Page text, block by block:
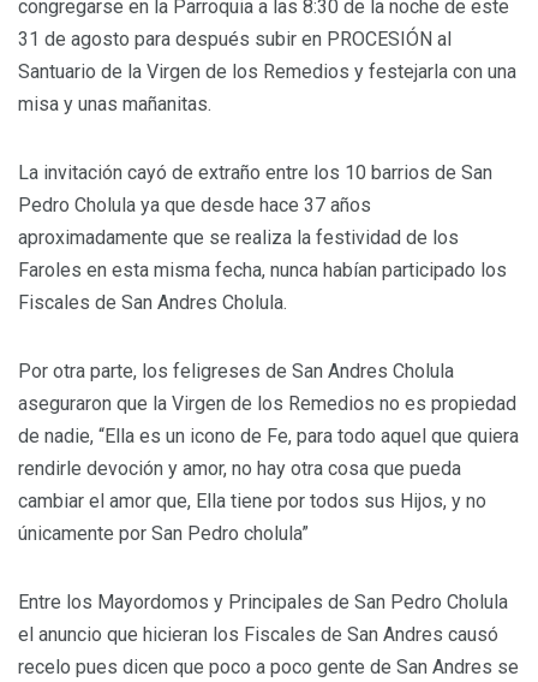
congregarse en la Parroquia a las 8:30 de la noche de este
31 de agosto para después subir en PROCESIÓN al
Santuario de la Virgen de los Remedios y festejarla con una
misa y unas mañanitas.
La invitación cayó de extraño entre los 10 barrios de San
Pedro Cholula ya que desde hace 37 años
aproximadamente que se realiza la festividad de los
Faroles en esta misma fecha, nunca habían participado los
Fiscales de San Andres Cholula.
Por otra parte, los feligreses de San Andres Cholula
aseguraron que la Virgen de los Remedios no es propiedad
de nadie, “Ella es un icono de Fe, para todo aquel que quiera
rendirle devoción y amor, no hay otra cosa que pueda
cambiar el amor que, Ella tiene por todos sus Hijos, y no
únicamente por San Pedro cholula”
Entre los Mayordomos y Principales de San Pedro Cholula
el anuncio que hicieran los Fiscales de San Andres causó
recelo pues dicen que poco a poco gente de San Andres se